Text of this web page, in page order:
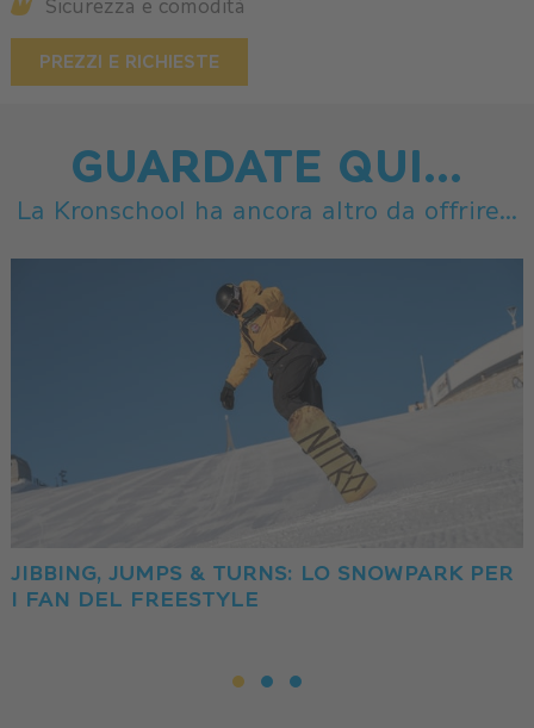
Sicurezza e comodità
PREZZI E RICHIESTE
GUARDATE QUI...
La Kronschool ha ancora altro da offrire...
JIBBING, JUMPS & TURNS: LO SNOWPARK PER
I FAN DEL FREESTYLE